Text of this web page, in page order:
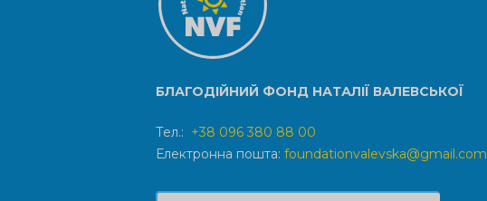
БЛАГОДІЙНИЙ ФОНД НАТАЛІЇ ВАЛЕВСЬКОЇ
Тел.: +38 096 380 88 00
Електронна пошта: foundationvalevska@gmail.com